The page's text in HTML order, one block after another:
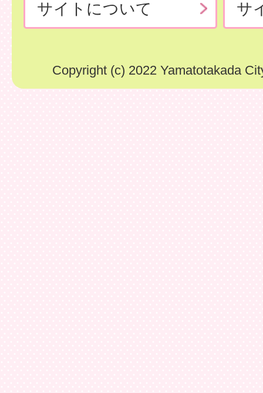
サイトについて サ
Copyright (c) 2022 Yamatotakada